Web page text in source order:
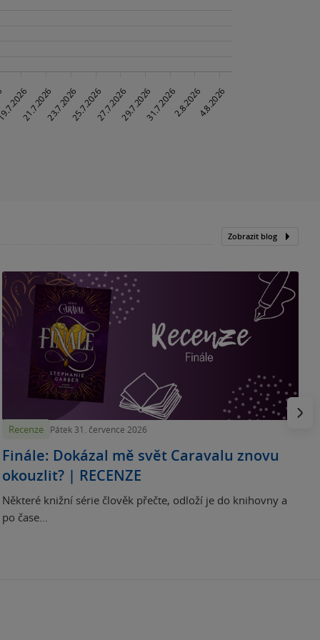
Zobrazit blog
Recenze Pátek 31. července 2026
Finále: Dokázal mě svět Caravalu znovu
okouzlit? | RECENZE
Některé knižní série člověk přečte, odloží je do knihovny a
po čase...